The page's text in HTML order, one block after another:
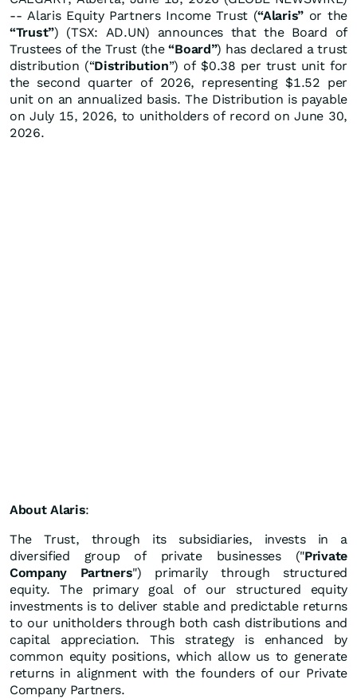
-- Alaris Equity Partners Income Trust (“Alaris”or the
“Trust”) (TSX: AD.UN) announces that the Board of
Trustees of the Trust (the“Board”) has declared a trust
distribution (“Distribution”) of $0.38 per trust unit for
the second quarter of 2026, representing $1.52 per
unit on an annualized basis. The Distribution is payable
on July 15, 2026, to unitholders of record on June 30,
2026.
About Alaris:
The Trust, through its subsidiaries, invests in a
diversified group of private businesses ("Private
Company Partners") primarily through structured
equity. The primary goal of our structured equity
investments is to deliver stable and predictable returns
to our unitholders through both cash distributions and
capital appreciation. This strategy is enhanced by
common equity positions, which allow us to generate
returns in alignment with the founders of our Private
Company Partners.